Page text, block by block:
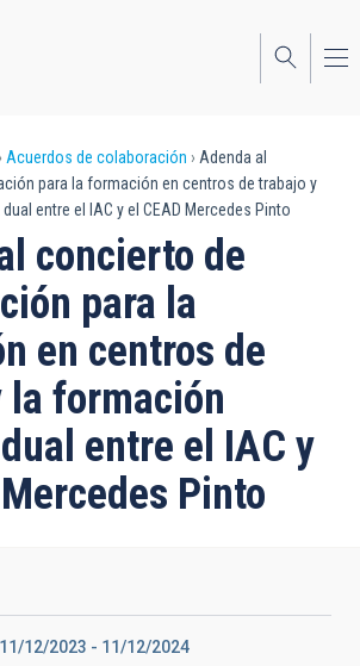
Acuerdos de colaboración
Adenda al
para la formación en centros de trabajo y
entre el IAC y el CEAD Mercedes Pinto
concierto de
para la
en centros de
la formación
entre el IAC y
Pinto
11/12/2023 - 11/12/2024